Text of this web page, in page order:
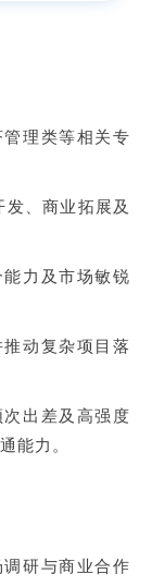
理类等相关专
、商业拓展及
力及市场敏锐
动复杂项目落
出差及高强度
能力。
研与商业合作